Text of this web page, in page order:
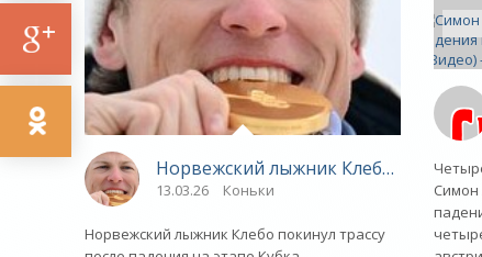
Норвежский лыжник Клебо попал в
13.03.26 Коньки
Норвежский лыжник Клебо покинул трассу
Симон